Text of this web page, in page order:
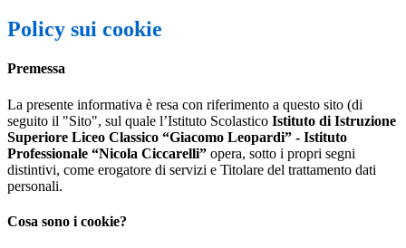
Policy sui cookie
Premessa
La presente informativa è resa con riferimento a questo sito (di
seguito il "Sito", sul quale l’Istituto Scolastico Istituto di Istruzione
Superiore Liceo Classico “Giacomo Leopardi” - Istituto
Professionale “Nicola Ciccarelli” opera, sotto i propri segni
distintivi, come erogatore di servizi e Titolare del trattamento dati
personali.
Cosa sono i cookie?